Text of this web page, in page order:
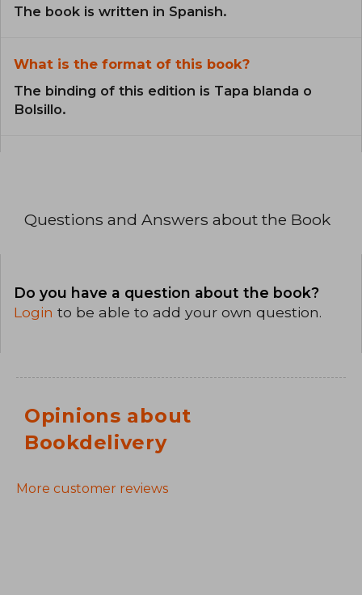
The book is written in Spanish.
What is the format of this book?
The binding of this edition is Tapa blanda o
Bolsillo.
Questions and Answers about the Book
Do you have a question about the book?
Login to be able to add your own question.
Opinions about
Bookdelivery
More customer reviews